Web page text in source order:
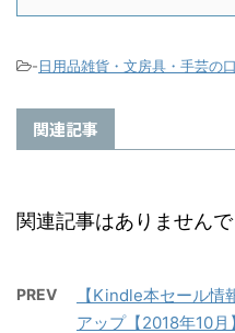
-日用品雑貨・文房具・手芸の
関連記事
関連記事はありません
PREV
【Kindle本セール情
アップ【2018年10月】